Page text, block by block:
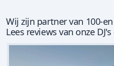
Wij zijn partner van 100-
Lees reviews van onze